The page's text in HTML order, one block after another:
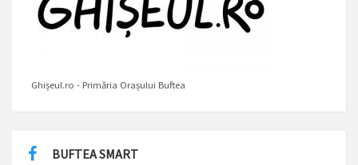
Ghișeul.ro - Primăria Orașului Buftea
BUFTEA SMART